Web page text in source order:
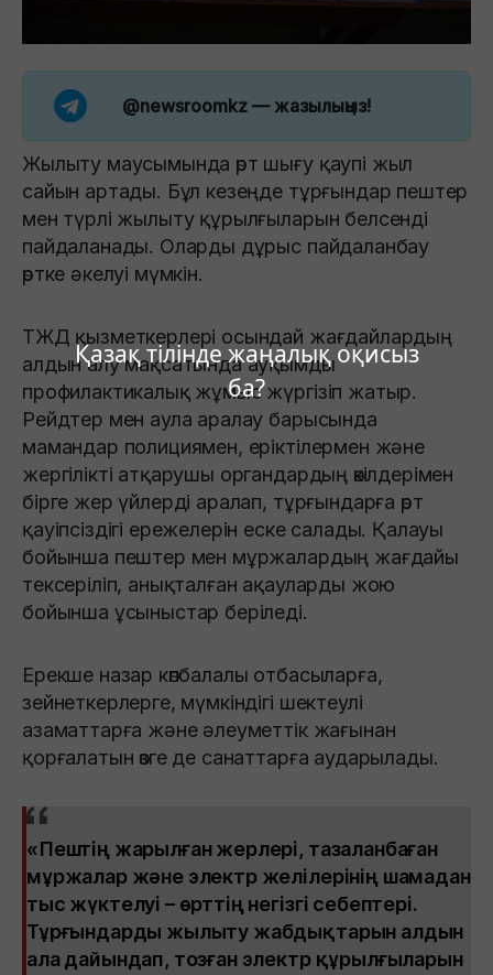
Қазақ тілінде жаңалық оқисыз
ба?
@newsroomkz — жазылыңыз!
Жылыту маусымында өрт шығу қаупі жыл
сайын артады. Бұл кезеңде тұрғындар пештер
мен түрлі жылыту құрылғыларын белсенді
пайдаланады. Оларды дұрыс пайдаланбау
өртке әкелуі мүмкін.
ТЖД қызметкерлері осындай жағдайлардың
алдын алу мақсатында ауқымды
профилактикалық жұмыс жүргізіп жатыр.
Рейдтер мен аула аралау барысында
мамандар полициямен, еріктілермен және
жергілікті атқарушы органдардың өкілдерімен
бірге жер үйлерді аралап, тұрғындарға өрт
қауіпсіздігі ережелерін еске салады. Қалауы
бойынша пештер мен мұржалардың жағдайы
тексеріліп, анықталған ақауларды жою
бойынша ұсыныстар беріледі.
Ерекше назар көпбалалы отбасыларға,
зейнеткерлерге, мүмкіндігі шектеулі
азаматтарға және әлеуметтік жағынан
қорғалатын өзге де санаттарға аударылады.
«Пештің жарылған жерлері, тазаланбаған
мұржалар және электр желілерінің шамадан
тыс жүктелуі – өрттің негізгі себептері.
Тұрғындарды жылыту жабдықтарын алдын
ала дайындап, тозған электр құрылғыларын